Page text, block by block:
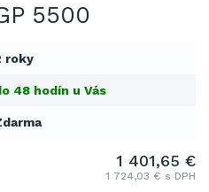
5500
roky
48 hodín u Vás
1 401,65 €
1 724,03 € s DPH